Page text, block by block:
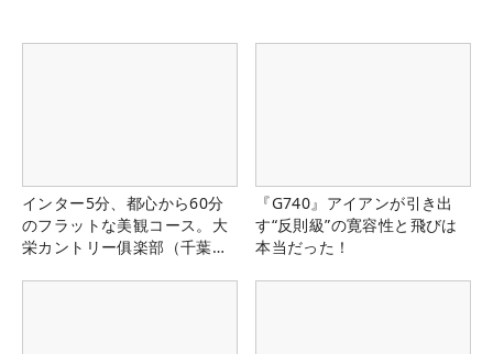
インター5分、都心から60分
のフラットな美観コース。大
栄カントリー俱楽部（千葉
『G740』アイアンが引き出
す“反則級”の寛容性と飛びは
本当だった！